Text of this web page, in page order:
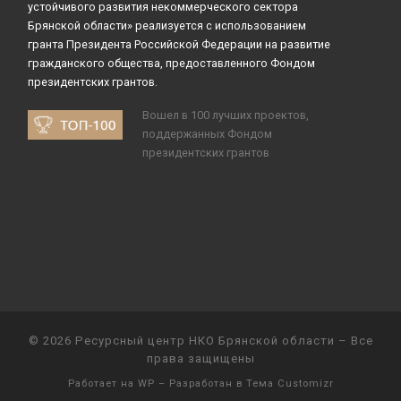
устойчивого развития некоммерческого сектора
Брянской области» реализуется с использованием
гранта Президента Российской Федерации на развитие
гражданского общества, предоставленного Фондом
президентских грантов.
Вошел в 100 лучших проектов,
поддержанных Фондом
президентских грантов
© 2026 Ресурсный центр НКО Брянской области – Все
права защищены
Работает на WP – Разработан в Тема Customizr